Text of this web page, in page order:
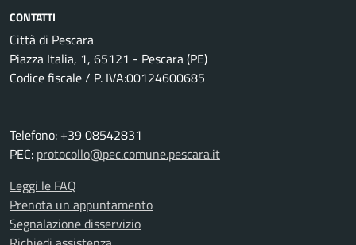
CONTATTI
Città di Pescara
Piazza Italia, 1, 65121 - Pescara (PE)
Codice fiscale / P. IVA:00124600685
Telefono: +39 08542831
PEC: protocollo@pec.comune.pescara.it
Leggi le FAQ
Prenota un appuntamento
Segnalazione disservizio